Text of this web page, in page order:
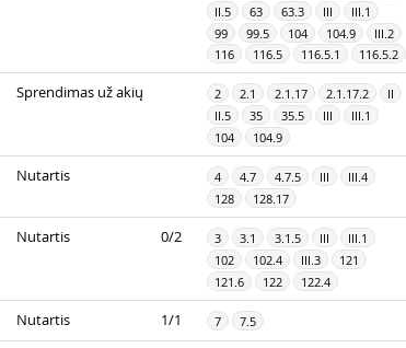
II.5
63 63.3 III
III.1
99
99.5 104 104.9
III.2
116
116.5 116.5.1 116.5.2
Sprendimas už akių 2 2.1 2.1.17 2.1.17.2
II
II.5
35 35.5 III
III.1
104
104.9
Nutartis 4 4.7 4.7.5 III
III.4
128
128.17
Nutartis 0/2 3 3.1 3.1.5 III
III.1
102
102.4 III.3
121
121.6
122 122.4
Nutartis 1/1 7 7.5